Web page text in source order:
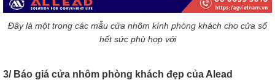
Đây là một trong các mẫu cửa nhôm kính phòng khách cho cửa sổ
hết sức phù hợp với
3/ Báo giá cửa nhôm phòng khách đẹp của Alead